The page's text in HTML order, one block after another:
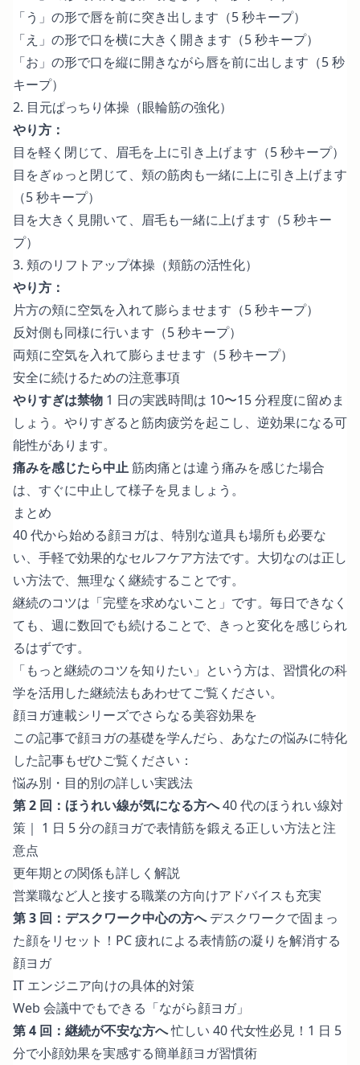
「う」の形で唇を前に突き出します（5 秒キープ）
「え」の形で口を横に大きく開きます（5 秒キープ）
「お」の形で口を縦に開きながら唇を前に出します（5 秒
キープ）
2. 目元ぱっちり体操（眼輪筋の強化）
やり方：
目を軽く閉じて、眉毛を上に引き上げます（5 秒キープ）
目をぎゅっと閉じて、頬の筋肉も一緒に上に引き上げます
（5 秒キープ）
目を大きく見開いて、眉毛も一緒に上げます（5 秒キー
プ）
3. 頬のリフトアップ体操（頬筋の活性化）
やり方：
片方の頬に空気を入れて膨らませます（5 秒キープ）
反対側も同様に行います（5 秒キープ）
両頬に空気を入れて膨らませます（5 秒キープ）
安全に続けるための注意事項
やりすぎは禁物 1 日の実践時間は 10〜15 分程度に留めま
しょう。やりすぎると筋肉疲労を起こし、逆効果になる可
能性があります。
痛みを感じたら中止筋肉痛とは違う痛みを感じた場合
は、すぐに中止して様子を見ましょう。
まとめ
40 代から始める顔ヨガは、特別な道具も場所も必要な
い、手軽で効果的なセルフケア方法です。大切なのは正し
い方法で、無理なく継続することです。
継続のコツは「完璧を求めないこと」です。毎日できなく
ても、週に数回でも続けることで、きっと変化を感じられ
るはずです。
「もっと継続のコツを知りたい」という方は、 習慣化の科
学を活用した継続法もあわせてご覧ください。
顔ヨガ連載シリーズでさらなる美容効果を
この記事で顔ヨガの基礎を学んだら、あなたの悩みに特化
した記事もぜひご覧ください：
悩み別・目的別の詳しい実践法
第 2 回：ほうれい線が気になる方へ40 代のほうれい線対
策｜ 1 日 5 分の顔ヨガで表情筋を鍛える正しい方法と注
意点
更年期との関係も詳しく解説
営業職など人と接する職業の方向けアドバイスも充実
第 3 回：デスクワーク中心の方へ デスクワークで固まっ
た顔をリセット！PC 疲れによる表情筋の凝りを解消する
顔ヨガ
IT エンジニア向けの具体的対策
Web 会議中でもできる「ながら顔ヨガ」
第 4 回：継続が不安な方へ忙しい 40 代女性必見！1 日 5
分で小顔効果を実感する簡単顔ヨガ習慣術